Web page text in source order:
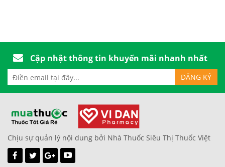
Cập nhật thông tin khuyến mãi nhanh nhất
Chịu sự quản lý nội dung bởi Nhà Thuốc Siêu Thị Thuốc Việt